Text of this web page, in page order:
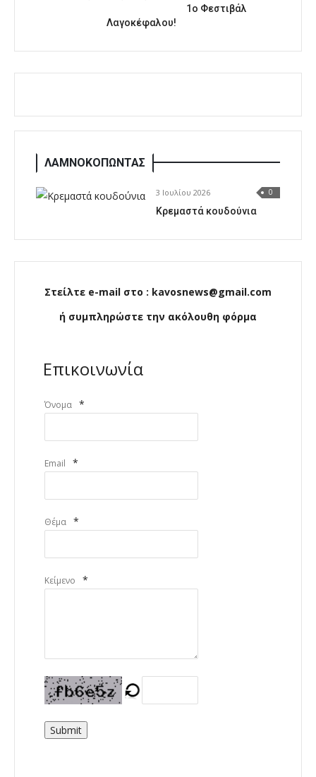
1o Φεστιβάλ
Λαγοκέφαλου!
ΛΑΜΝΟΚΟΠΩΝΤΑΣ
3 Ιουλίου 2026 0
Κρεμαστά κουδούνια
Στείλτε e-mail στο : kavosnews@gmail.com
ή συμπληρώστε την ακόλουθη φόρμα
Επικοινωνία
Όνομα *
Email *
Θέμα *
Κείμενο *
Submit